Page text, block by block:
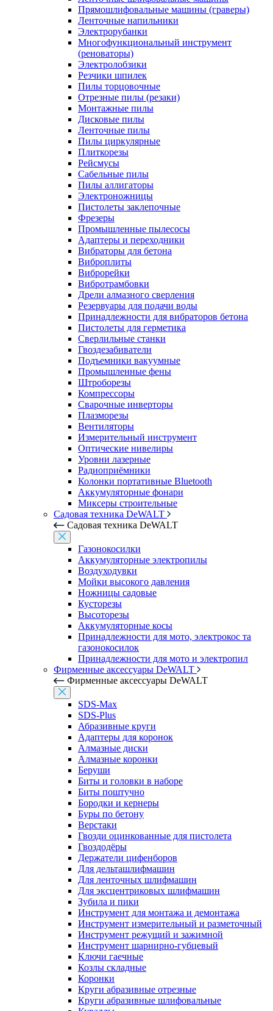
Прямошлифовальные машины (граверы)
Ленточные напильники
Электрорубанки
Многофункциональный инструмент
(реноваторы)
Электролобзики
Резчики шпилек
Пилы торцовочные
Отрезные пилы (резаки)
Монтажные пилы
Дисковые пилы
Ленточные пилы
Пилы циркулярные
Плиткорезы
Рейсмусы
Сабельные пилы
Пилы аллигаторы
Электроножницы
Пистолеты заклепочные
Фрезеры
Промышленные пылесосы
Адаптеры и переходники
Вибраторы для бетона
Виброплиты
Виброрейки
Вибротрамбовки
Дрели алмазного сверления
Резервуары для подачи воды
Принадлежности для вибраторов бетона
Пистолеты для герметика
Сверлильные станки
Гвоздезабиватели
Подъемники вакуумные
Промышленные фены
Штроборезы
Компрессоры
Сварочные инверторы
Плазморезы
Вентиляторы
Измерительный инструмент
Оптические нивелиры
Уровни лазерные
Радиоприёмники
Колонки портативные Bluetooth
Аккумуляторные фонари
Миксеры строительные
Садовая техника DeWALT
Садовая техника DeWALT
Газонокосилки
Аккумуляторные электропилы
Воздуходувки
Мойки высокого давления
Ножницы садовые
Кусторезы
Высоторезы
Аккумуляторные косы
Принадлежности для мото, электрокос та
газонокосилок
Принадлежности для мото и электропил
Фирменные аксессуары DeWALT
Фирменные аксессуары DeWALT
SDS-Max
SDS-Plus
Абразивные круги
Адаптеры для коронок
Алмазные диски
Алмазные коронки
Беруши
Биты и головки в наборе
Биты поштучно
Бородки и кернеры
Буры по бетону
Верстаки
Гвозди оцинкованные для пистолета
Гвоздодёры
Держатели цифенборов
Для дельташлифмашин
Для ленточных шлифмашин
Для эксцентриковых шлифмашин
Зубила и пики
Инструмент для монтажа и демонтажа
Инструмент измерительный и разметочный
Инструмент режущий и зажимной
Инструмент шарнирно-губцевый
Ключи гаечные
Козлы складные
Коронки
Круги абразивные отрезные
Круги абразивные шлифовальные